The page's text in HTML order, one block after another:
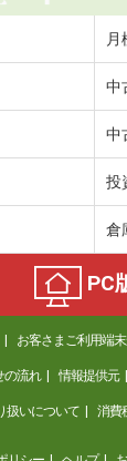
有面積
田
4.50万円
島田町２丁目
7.70万円
所
岡山県岡
面積 38.82m²
り
1LDK
今８丁目
月
中
中
投
倉
PC
お客さまご利用端
の流れ 情報提供元
扱いについて 消費